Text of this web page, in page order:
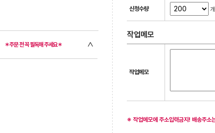
＊주문 전 꼭 필독해 주세요＊ ∧
신청수량 개
작업메모
작업메모
※ 작업메모에 주소입력금지! 배송주소